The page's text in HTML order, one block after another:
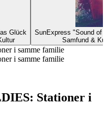
Glück
SunExpress "Sound of
Samfund &
i samme familie
i samme familie
Stationer i